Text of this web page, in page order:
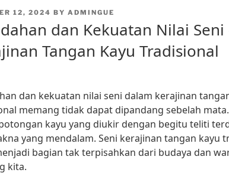
12, 2024 BY ADMINGUE
dan Kekuatan Nilai
Tangan Kayu Tradisional
dan kekuatan nilai seni dalam kerajinan
memang tidak dapat dipandang sebelah
kayu yang diukir dengan begitu teliti
yang mendalam. Seni kerajinan tangan kayu
bagian tak terpisahkan dari budaya dan
kita.